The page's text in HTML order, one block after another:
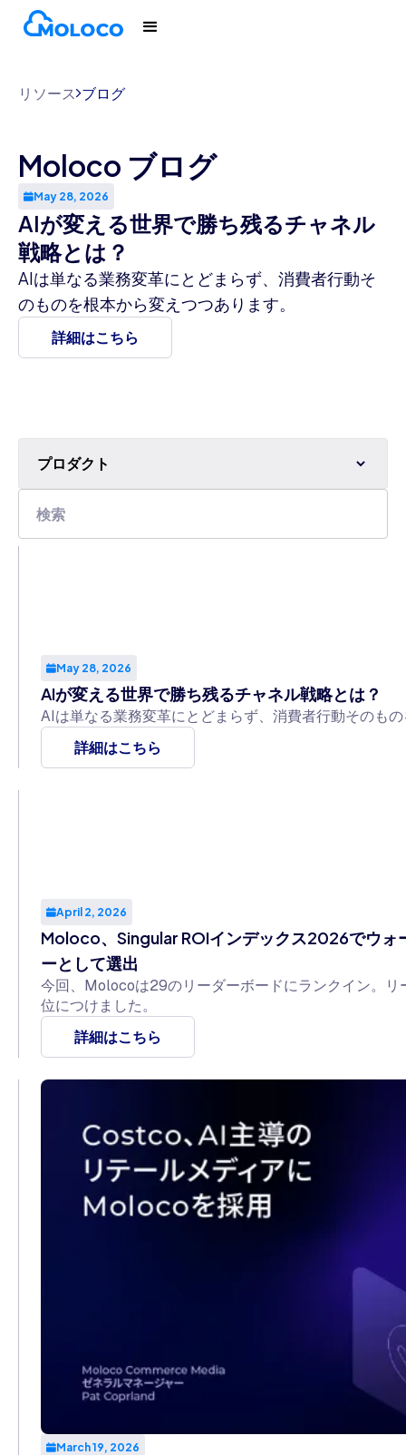
リソース ブログ
Moloco ブログ
May 28, 2026
AIが変える世界で勝ち残るチャネル
戦略とは？
AIは単なる業務変革にとどまらず、消費者行動そ
のものを根本から変えつつあります。
詳細はこちら
プロダクト
May 28, 2026
AIが変える世界で勝ち残るチャネル戦略とは？
AIは単なる業務変革にとどまらず、消費者行動そのも
詳細はこちら
April 2, 2026
Moloco、Singular ROIインデックス2026でウォ
ーとして選出
今回、Molocoは29のリーダーボードにランクイン。
位につけました。
詳細はこちら
March 19, 2026